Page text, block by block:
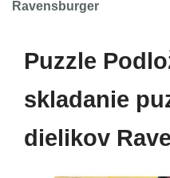
Ravensburger
Puzzle
skladanie
dielikov